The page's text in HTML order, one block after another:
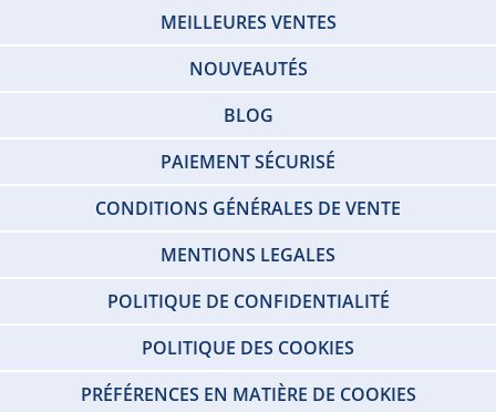
MEILLEURES VENTES
NOUVEAUTÉS
BLOG
PAIEMENT SÉCURISÉ
CONDITIONS GÉNÉRALES DE VENTE
MENTIONS LEGALES
POLITIQUE DE CONFIDENTIALITÉ
POLITIQUE DES COOKIES
PRÉFÉRENCES EN MATIÈRE DE COOKIES